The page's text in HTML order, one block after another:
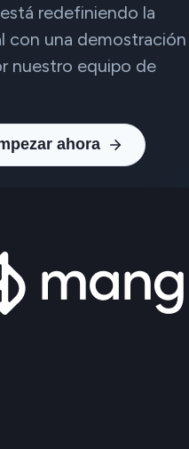
redefiniendo la
con una demostración
nuestro equipo de
ahora